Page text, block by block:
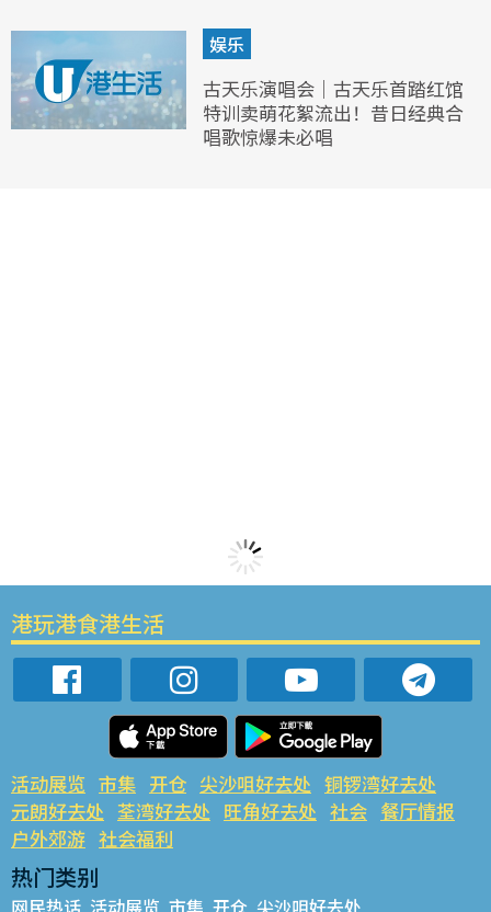
娱乐
古天乐演唱会｜古天乐首踏红馆
特训卖萌花絮流出！昔日经典合
唱歌惊爆未必唱
港玩港食港生活
活动展览 市集 开仓 尖沙咀好去处 铜锣湾好去处
元朗好去处 荃湾好去处 旺角好去处 社会 餐厅情报
户外郊游 社会福利
热门类别
网民热话 活动展览 市集 开仓 尖沙咀好去处